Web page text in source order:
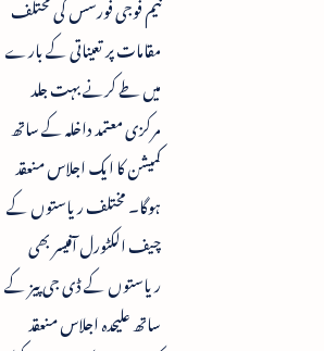
مقامات پر تعیناتی کے بارے
میں طے کرنے بہت جلد
مرکزی معتمد داخلہ کے ساتھ
کمیشن کا ایک اجلاس منعقد
ہوگا۔ مختلف ریاستوں کے
چیف الکٹورل آفیسر بھی
ریاستوں کے ڈی جی پیز کے
ساتھ علیحدہ اجلاس منعقد